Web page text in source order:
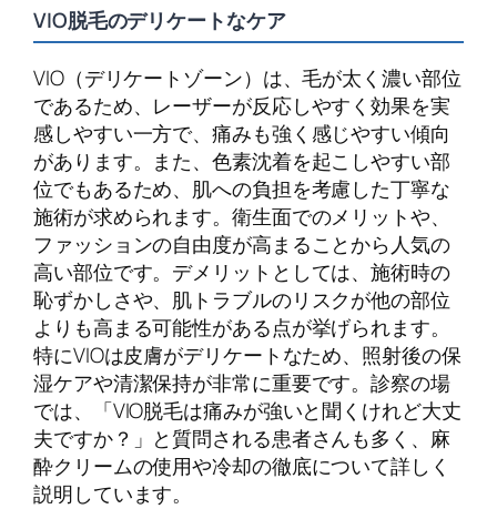
VIO脱毛のデリケートなケア
VIO（デリケートゾーン）は、毛が太く濃い部位
であるため、レーザーが反応しやすく効果を実
感しやすい一方で、痛みも強く感じやすい傾向
があります。また、色素沈着を起こしやすい部
位でもあるため、肌への負担を考慮した丁寧な
施術が求められます。衛生面でのメリットや、
ファッションの自由度が高まることから人気の
高い部位です。デメリットとしては、施術時の
恥ずかしさや、肌トラブルのリスクが他の部位
よりも高まる可能性がある点が挙げられます。
特にVIOは皮膚がデリケートなため、照射後の保
湿ケアや清潔保持が非常に重要です。診察の場
では、「VIO脱毛は痛みが強いと聞くけれど大丈
夫ですか？」と質問される患者さんも多く、麻
酔クリームの使用や冷却の徹底について詳しく
説明しています。